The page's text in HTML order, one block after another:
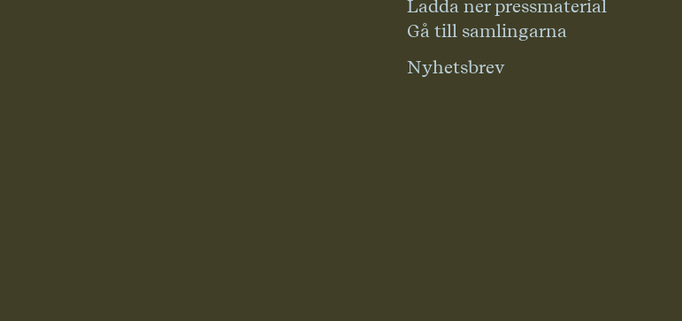
Ladda ner pressmaterial
Gå till samlingarna
Nyhetsbrev